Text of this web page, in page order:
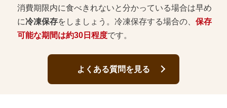
消費期限内に食べきれないと分かっている場合は早め
に冷凍保存をしましょう。冷凍保存する場合の、 保存
可能な期間は約30日程度です。
よくある質問を見る